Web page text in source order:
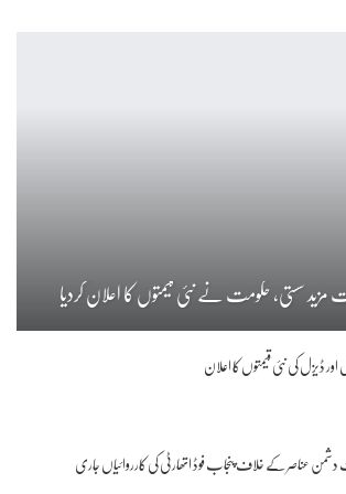
مزید سستی، حکومت نے نئی قیمتوں کا اعلان کردیا
اور ڈیزل کی نئی قیمتوں کا اعلان
عناصر کے خلاف پنجاب فوڈ اتھارٹی کی کارروائیاں جاری